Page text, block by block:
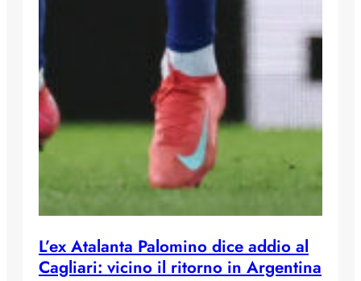
L’ex Atalanta Palomino dice addio al
Cagliari: vicino il ritorno in Argentina